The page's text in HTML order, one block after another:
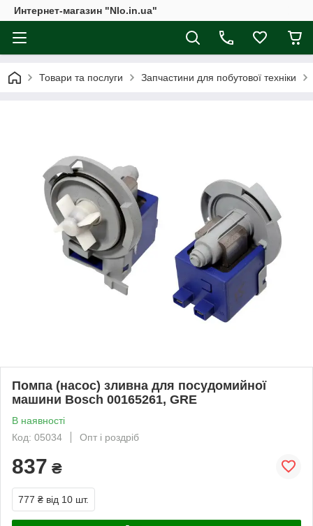
Интернет-магазин "Nlo.in.ua"
Товари та послуги Запчастини для побутової техніки
Помпа (насос) зливна для посудомийної
машини Bosch 00165261, GRE
В наявності
Код: 05034
Опт і роздріб
837 ₴
777 ₴ від 10 шт.